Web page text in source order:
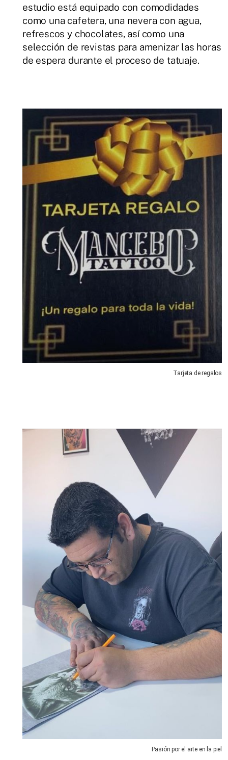
estudio está equipado con comodidades
como una cafetera, una nevera con agua,
refrescos y chocolates, así como una
selección de revistas para amenizar las horas
de espera durante el proceso de tatuaje.
Tarjeta de regalos
Pasión por el arte en la piel